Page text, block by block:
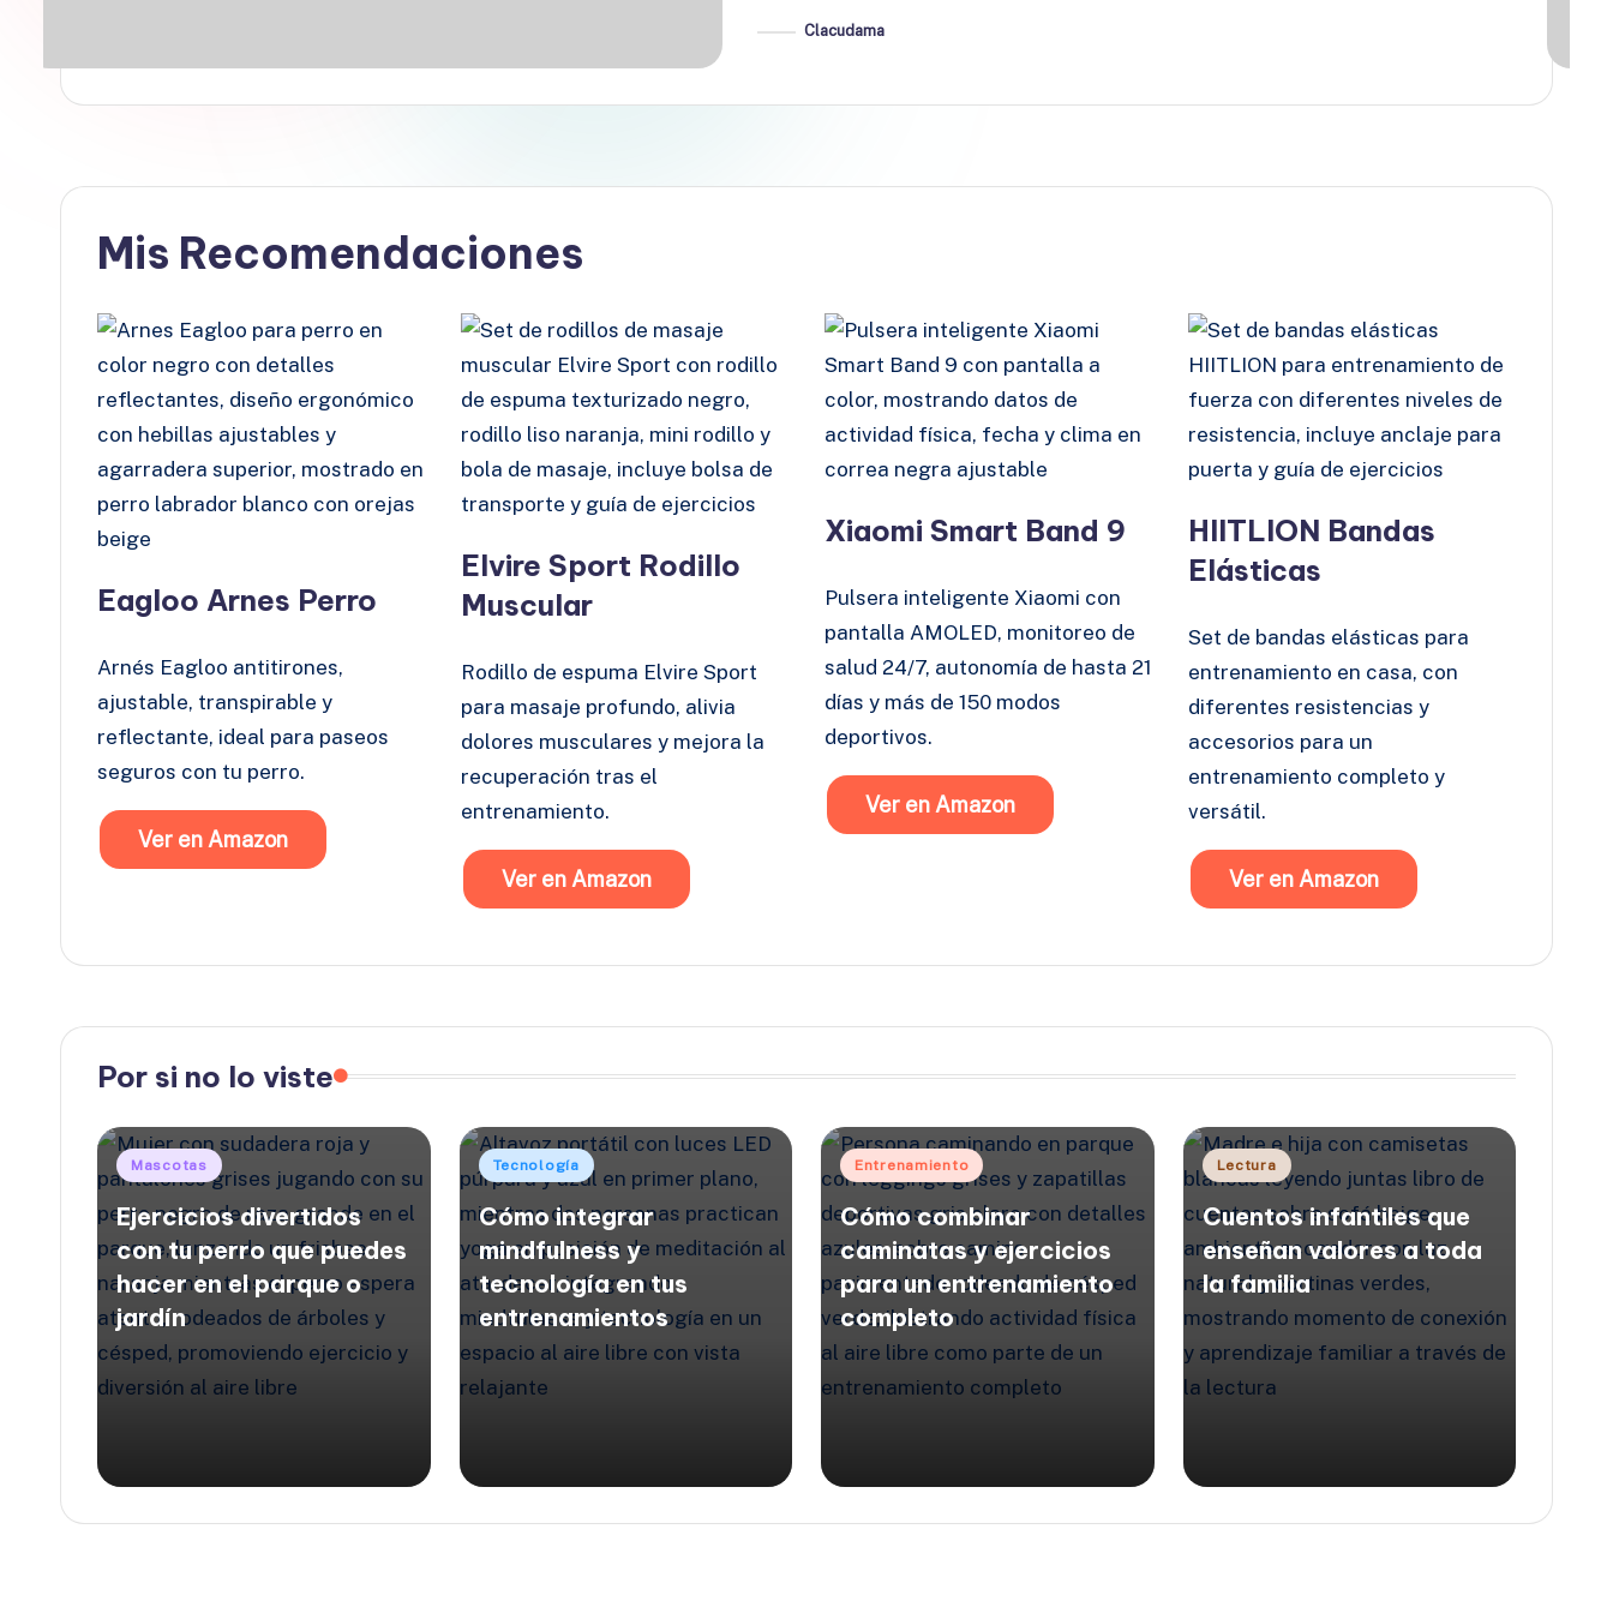
PublicadoClacudama
Mis Recomendaciones
Eagloo Arnes Perro
Arnés Eagloo antitirones,
ajustable, transpirable y
reflectante, ideal para paseos
seguros con tu perro.
Ver en Amazon
Elvire Sport Rodillo
Muscular
Rodillo de espuma Elvire Sport
para masaje profundo, alivia
dolores musculares y mejora la
recuperación tras el
entrenamiento.
Ver en Amazon
Xiaomi Smart Band 9
Pulsera inteligente Xiaomi con
pantalla AMOLED, monitoreo de
salud 24/7, autonomía de hasta 21
días y más de 150 modos
deportivos.
Ver en Amazon
HIITLION Bandas
Elásticas
Set de bandas elásticas para
entrenamiento en casa, con
diferentes resistencias y
accesorios para un
entrenamiento completo y
versátil.
Ver en Amazon
Por si no lo viste
Publicado
Mascotas
Ejercicios divertidos
con tu perro que puedes
hacer en el parque o
jardín
Publicado
en
Tecnología
Cómo integrar
mindfulness y
tecnología en tus
entrenamientos
Publicado
Entrenamiento
Cómo combinar
caminatas y ejercicios
para un entrenamiento
completo
Publicado
Lectura
Cuentos infantiles que
enseñan valores a toda
la familia